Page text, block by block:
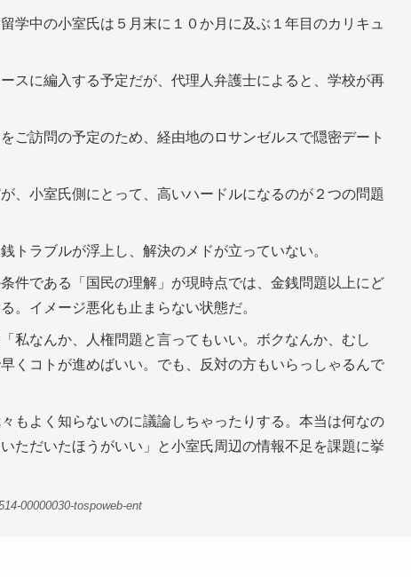
学中の小室氏は５月末に１０か月に及ぶ１年目のカリキュ
スに編入する予定だが、代理人弁護士によると、学校が再
ご訪問の予定のため、経由地のロサンゼルスで隠密デート
、小室氏側にとって、高いハードルになるのが２つの問題
トラブルが浮上し、解決のメドが立っていない。
件である「国民の理解」が現時点では、金銭問題以上にど
。イメージ悪化も止まらない状態だ。
私なんか、人権問題と言ってもいい。ボクなんか、むし
くコトが進めばいい。でも、反対の方もいらっしゃるんで
もよく知らないのに議論しちゃったりする。本当は何なの
ただいたほうがいい」と小室氏周辺の情報不足を課題に挙
00000030-tospoweb-ent